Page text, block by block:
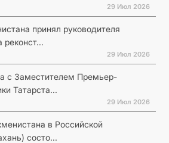
29 Июл 2026
принял руководителя
реконст...
29 Июл 2026
с Заместителем Премьер-
Татарста...
29 Июл 2026
в Российской
состо...